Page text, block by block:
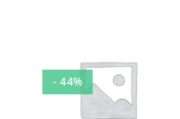
- 44%